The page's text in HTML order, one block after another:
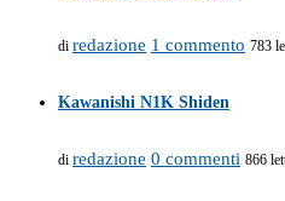
di redazione 1 commento 783
Kawanishi N1K Shiden
di redazione 0 commenti 866